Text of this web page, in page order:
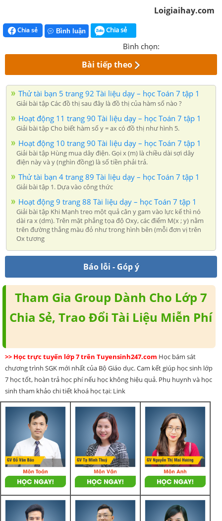
Loigiaihay.com
Chia sẻ Bình luận Chia sẻ
Bình chọn:
Bài tiếp theo
Thử tài bạn 5 trang 92 Tài liệu dạy – học Toán 7 tập 1
Giải bài tập Các đồ thị sau đây là đồ thị của hàm số nào ?
Hoạt động 11 trang 90 Tài liệu dạy – học Toán 7 tập 1
Giải bài tập Cho biết hàm số y = ax có đồ thị như hình 5.
Hoạt động 10 trang 90 Tài liệu dạy – học Toán 7 tập 1
Giải bài tập Hùng mua dây điện. Gọi x (m) là chiều dài sợi dây
điện này và y (nghìn đồng) là số tiền phải trả.
Thử tài bạn 4 trang 89 Tài liệu dạy – học Toán 7 tập 1
Giải bài tập 1. Dựa vào công thức
Hoạt động 9 trang 88 Tài liệu dạy – học Toán 7 tập 1
Giải bài tập Khi Mạnh treo một quả cân y gam vào lực kế thì nó
dài ra x (dm). Trên mặt phẳng tọa độ Oxy, các điểm M(x ; y) nằm
trên đường thẳng màu đỏ như trong hình bên (mỗi đơn vị trên
Ox tương
Báo lỗi - Góp ý
Tham Gia Group Dành Cho Lớp 7
Chia Sẻ, Trao Đổi Tài Liệu Miễn Phí
>> Học trực tuyến lớp 7 trên Tuyensinh247.com Học bám sát
chương trình SGK mới nhất của Bộ Giáo dục. Cam kết giúp học sinh lớp
7 học tốt, hoàn trả học phí nếu học không hiệu quả. Phụ huynh và học
sinh tham khảo chi tiết khoá học tại: Link